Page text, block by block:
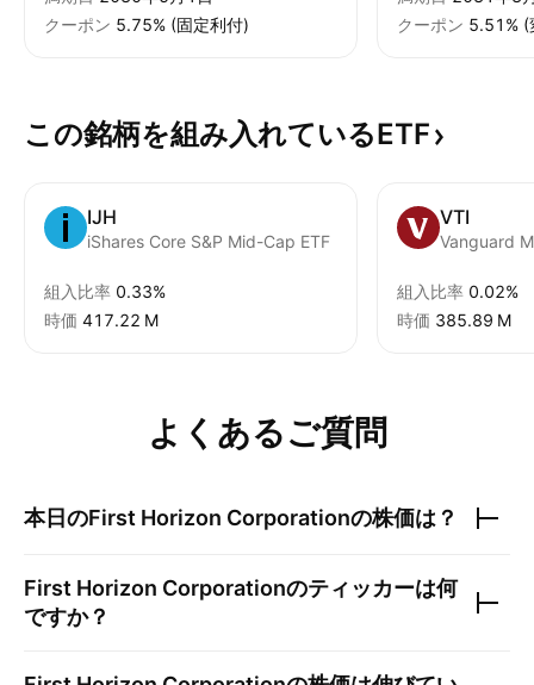
クーポン 5.75% (固定利付)
クーポン 5.51% (
この銘柄を組み入れているETF
IJH
iShares Core S&P Mid-Cap ETF
組入比率 0.33%
時価 ‪417.22 M‬
VTI
組入比率 0.02%
時価 ‪385.89 M‬
よくあるご質問
本日のFirst Horizon Corporationの株価は？
First Horizon Corporationのティッカーは何
ですか？